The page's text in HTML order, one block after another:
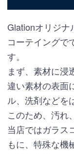
Glationオリジナ
コーテイングで
す。
まず、素材に浸
違い素材の表面
ル、洗剤などを
このため、汚れ
当店ではガラス
もに、特殊な機